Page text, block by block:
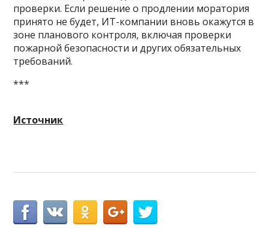
проверки. Если решение о продлении моратория
принято не будет, ИТ-компании вновь окажутся в
зоне планового контроля, включая проверки
пожарной безопасности и других обязательных
требований.
***
Источник